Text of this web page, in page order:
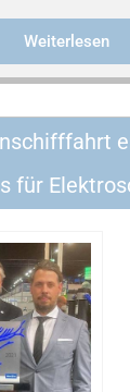
Weiterlesen
für